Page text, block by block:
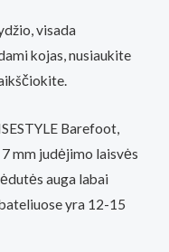
visada
kojas, nusiaukite
Barefoot,
mm judėjimo laisvės
auga labai
yra 12-15